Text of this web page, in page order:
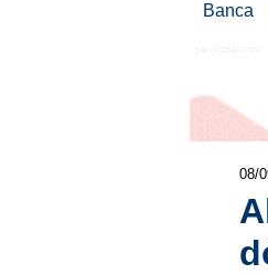
Banca
08/